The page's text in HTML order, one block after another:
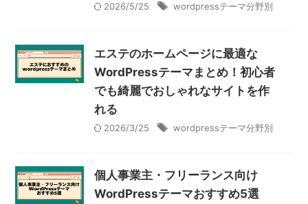
2026/5/25 wordpressテーマ分野別
エステのホームページに最適な
WordPressテーマまとめ！初心者
でも綺麗でおしゃれなサイトを作
れる
2026/3/25 wordpressテーマ分野別
個人事業主・フリーランス向け
WordPressテーマおすすめ5選